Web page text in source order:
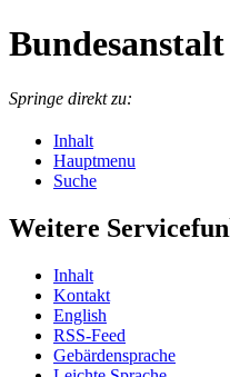
Springe direkt zu:
Inhalt
Hauptmenu
Suche
Weitere
In­halt
Kon­takt
English
RSS-Feed
Ge­bär­den­spra­che